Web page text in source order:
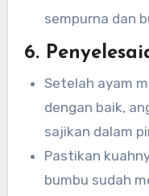
sempurna dan
6.
Setelah ayam
dengan baik,
sajikan dalam
Pastikan
bumbu sudah